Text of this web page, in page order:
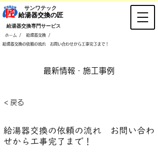
ホーム / 給湯器交換 /
給湯器交換の依頼の流れ お問い合わせから工事完了まで！
​サンワテック
​給湯器交換の匠
​給湯器交換専門サービス
​最新情報・施工事例
< 戻る
給湯器交換の依頼の流れ お問い合わ
せから工事完了まで！